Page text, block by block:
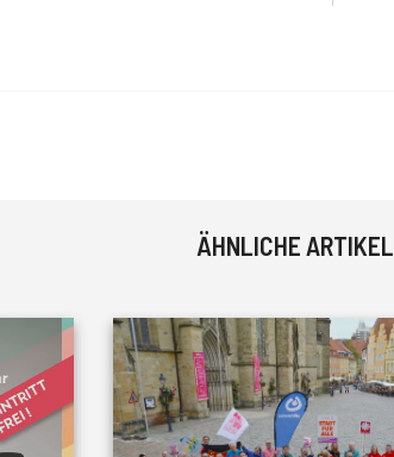
ÄHNLICHE ARTIKEL